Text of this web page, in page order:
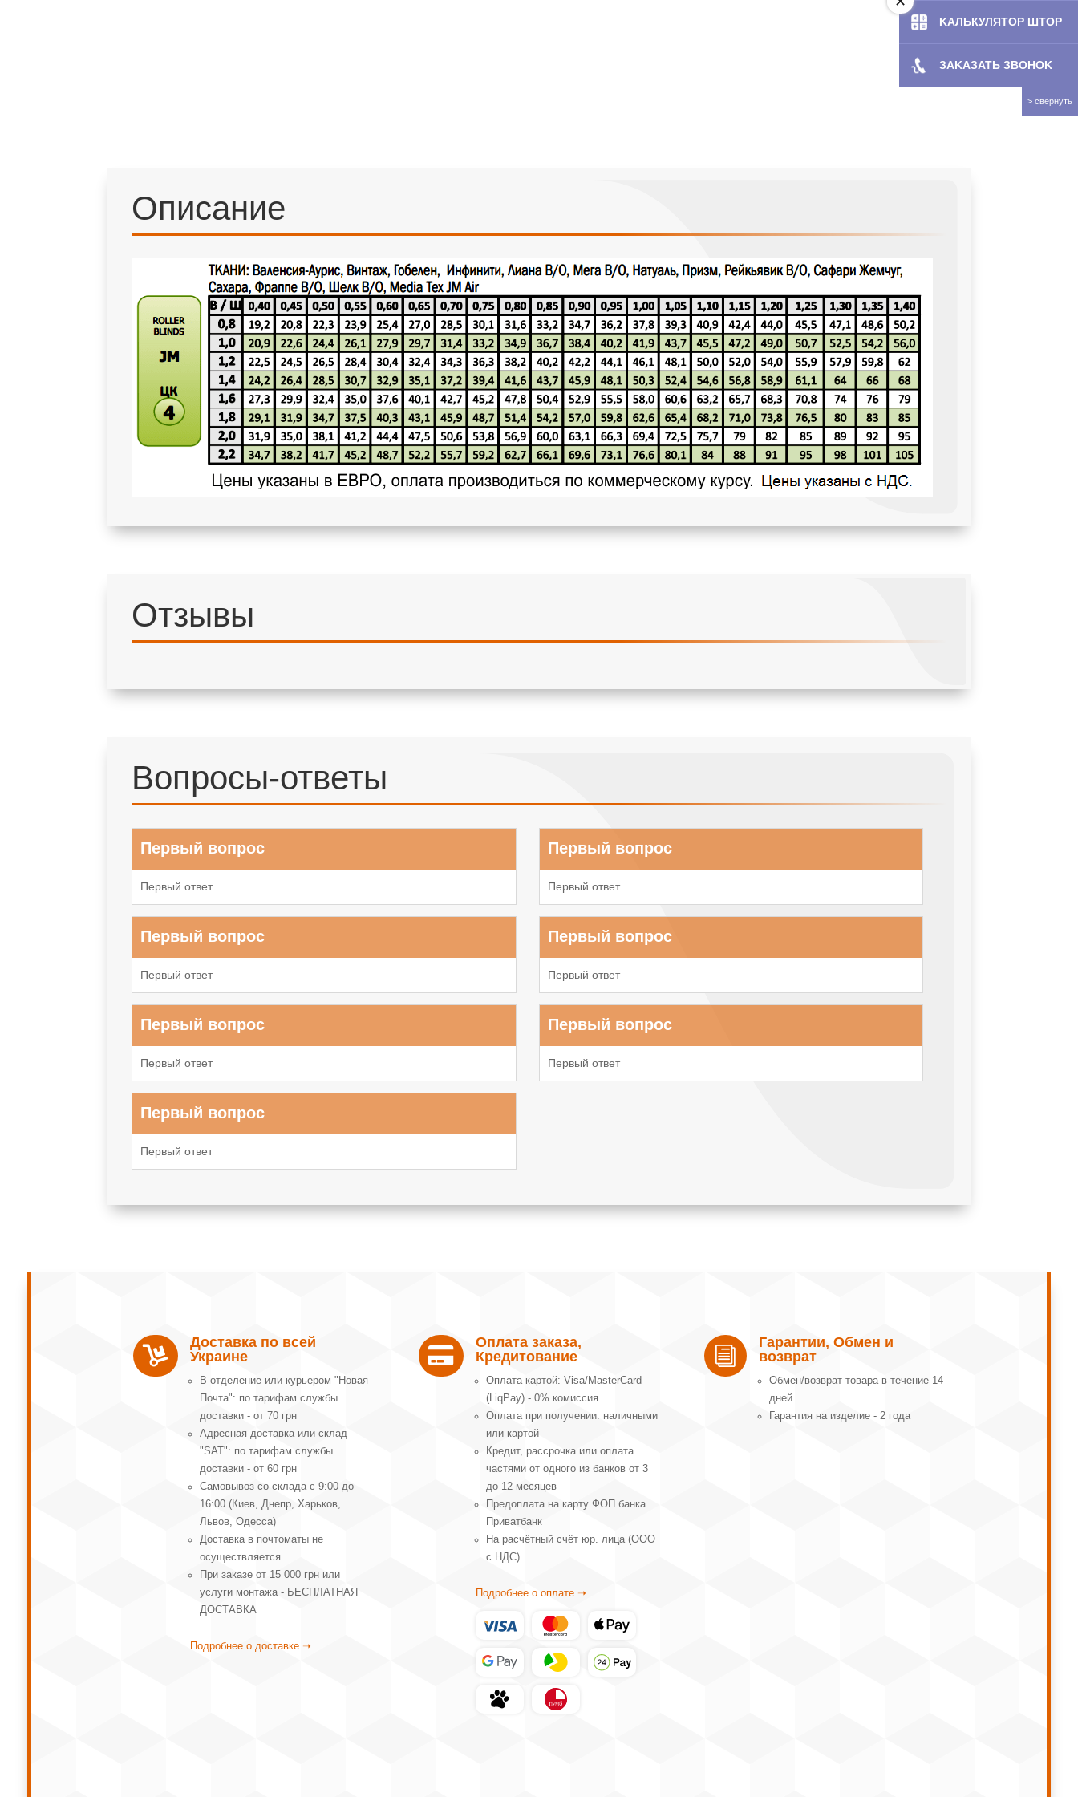
Описание
Отзывы
Вопросы-ответы
Первый вопрос
Первый ответ
Первый вопрос
Первый ответ
Первый вопрос
Первый ответ
Первый вопрос
Первый ответ
Первый вопрос
Первый ответ
Первый вопрос
Первый ответ
Первый вопрос
Первый ответ

Доставка по всей
Украине
В отделение или курьером "Новая
Почта": по тарифам службы
доставки - от 70 грн
Адресная доставка или склад
"SAT": по тарифам службы
доставки - от 60 грн
Самовывоз со склада с 9:00 до
16:00 (Киев, Днепр, Харьков,
Львов, Одесса)
Доставка в почтоматы не
осуществляется
При заказе от 15 000 грн или
услуги монтажа - БЕСПЛАТНАЯ
ДОСТАВКА
Подробнее о доставке ➝

Оплата заказа,
Кредитование
Оплата картой: Visa/MasterCard
(LiqPay) - 0% комиссия
Оплата при получении: наличными
или картой
Кредит, рассрочка или оплата
частями от одного из банков от 3
до 12 месяцев
Предоплата на карту ФОП банка
Приватбанк
На расчётный счёт юр. лица (ООО
с НДС)
Подробнее о оплате ➝
i
Гарантии, Обмен и
возврат
Обмeн/вoзвpaт тoвapa в тeчeниe 14
днeй
Гарантия на изделие - 2 года
KAЛЬКУЛЯТOP ШТОР
ЗAKAЗATЬ ЗBOHOK